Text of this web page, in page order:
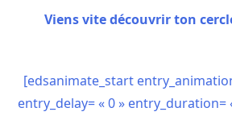
Viens vite découvrir ton
[edsanimate_start
entry_delay= « 0 » entry_duration=